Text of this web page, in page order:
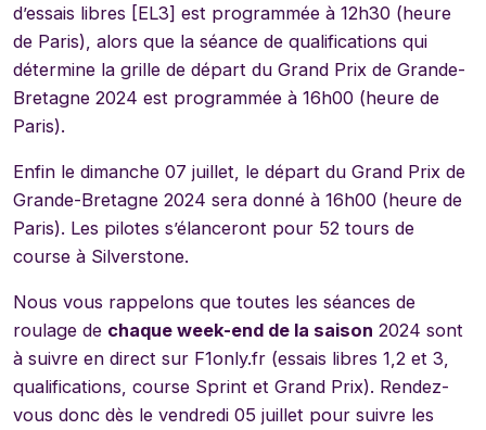
d’essais libres [EL3] est programmée à 12h30 (heure
de Paris), alors que la séance de qualifications qui
détermine la grille de départ du Grand Prix de Grande-
Bretagne 2024 est programmée à 16h00 (heure de
Paris).
Enfin le dimanche 07 juillet, le départ du Grand Prix de
Grande-Bretagne 2024 sera donné à 16h00 (heure de
Paris). Les pilotes s’élanceront pour 52 tours de
course à Silverstone.
Nous vous rappelons que toutes les séances de
roulage de chaque week-end de la saison 2024 sont
à suivre en direct sur F1only.fr (essais libres 1,2 et 3,
qualifications, course Sprint et Grand Prix). Rendez-
vous donc dès le vendredi 05 juillet pour suivre les